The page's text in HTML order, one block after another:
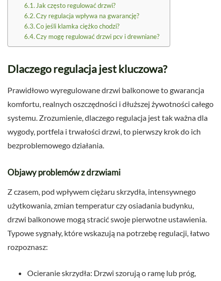
Jak często regulować drzwi?
Czy regulacja wpływa na gwarancję?
Co jeśli klamka ciężko chodzi?
Czy mogę regulować drzwi pcv i drewniane?
Dlaczego regulacja jest kluczowa?
Prawidłowo wyregulowane drzwi balkonowe to gwarancja
komfortu, realnych oszczędności i dłuższej żywotności całego
systemu. Zrozumienie, dlaczego regulacja jest tak ważna dla
wygody, portfela i trwałości drzwi, to pierwszy krok do ich
bezproblemowego działania.
Objawy problemów z drzwiami
Z czasem, pod wpływem ciężaru skrzydła, intensywnego
użytkowania, zmian temperatur czy osiadania budynku,
drzwi balkonowe mogą stracić swoje pierwotne ustawienia.
Typowe sygnały, które wskazują na potrzebę regulacji, łatwo
rozpoznasz:
Ocieranie skrzydła: Drzwi szorują o ramę lub próg,